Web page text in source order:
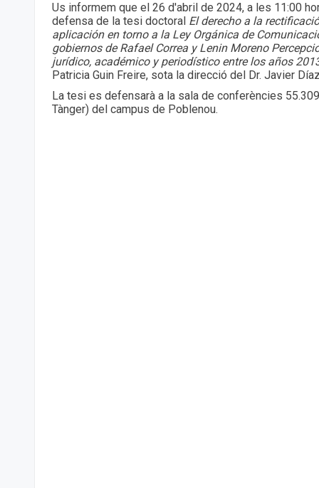
Us informem que el 26 d'abril de 2024, a les 11:00
defensa de la tesi doctoral El derecho a la
aplicación en torno a la Ley Orgánica de
gobiernos de Rafael Correa y Lenin Moreno
jurídico, académico y periodístico entre los años
Patricia Guin Freire, sota la direcció del Dr. Javier
La tesi es defensarà a la sala de conferències
Tànger) del campus de Poblenou.